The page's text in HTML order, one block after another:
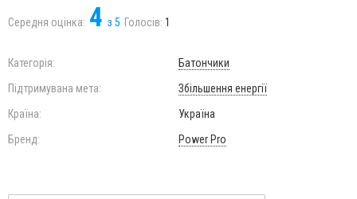
Середня оцінка: 4 з 5 Голосів: 1
Категорія:
Батончики
Підтримувана мета:
Збільшення енергії
Країна:
Україна
Бренд:
Power Pro